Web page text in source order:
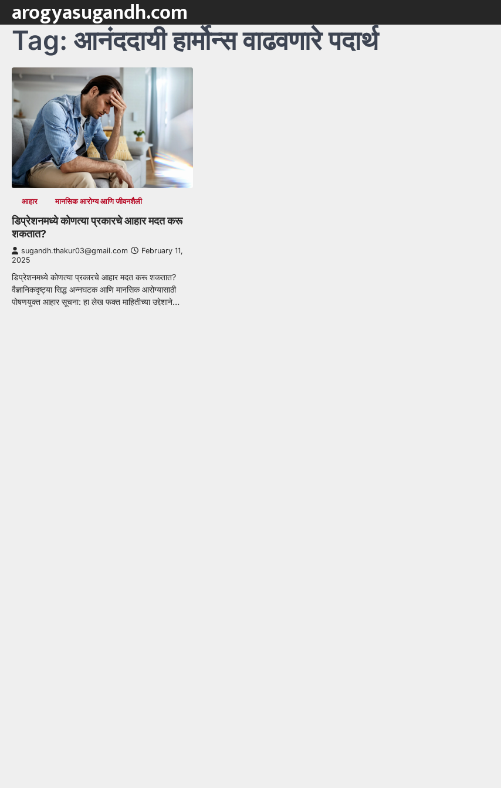
Skip
content
arogyasugandh.com
Tag: आनंददायी हार्मोन्स वाढवणारे पदार्थ
आहार मानसिक आरोग्य आणि जीवनशैली
डिप्रेशनमध्ये कोणत्या प्रकारचे आहार मदत करू
शकतात?
sugandh.thakur03@gmail.com
February 11,
2025
डिप्रेशनमध्ये कोणत्या प्रकारचे आहार मदत करू शकतात?
वैज्ञानिकदृष्ट्या सिद्ध अन्नघटक आणि मानसिक आरोग्यासाठी
पोषणयुक्त आहार सूचना: हा लेख फक्त माहितीच्या उद्देशाने…